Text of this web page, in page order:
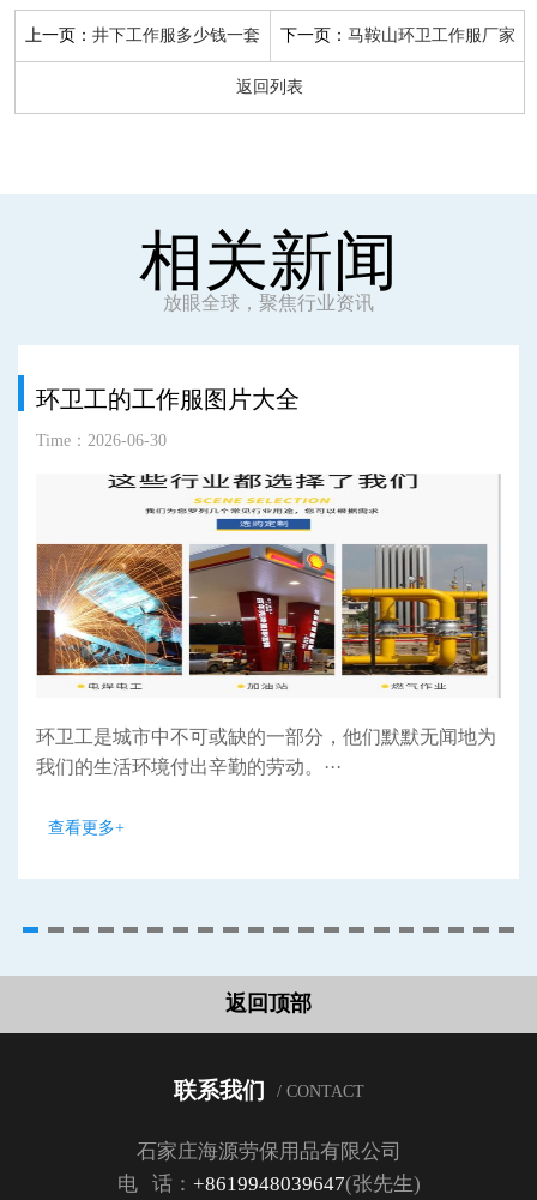
上一页：井下工作服多少钱一套 下一页： 马鞍山环卫工作服厂家
返回列表
相关新闻
放眼全球，聚焦行业资讯
环卫工的工作服图片大全
Time：2026-06-30
环卫工是城市中不可或缺的一部分，他们默默无闻地为
我们的生活环境付出辛勤的劳动。···
查看更多+
返回顶部
联系我们 / CONTACT
石家庄海源劳保用品有限公司
电 话： +8619948039647(张先生)